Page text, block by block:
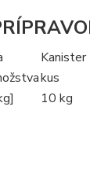
Kanister
kus
10 kg